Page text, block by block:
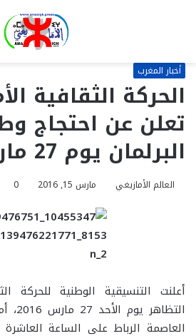
أخبار المغرب
الحركة الثقافية
تعلن عن احتجاج
البرلمان يوم 27 مارس المقبل
العالم الأمازيغي مارس 15, 2016 0
أعلنت التنسيقية الوطنية للحركة
العاصمة الرباط على الساعة